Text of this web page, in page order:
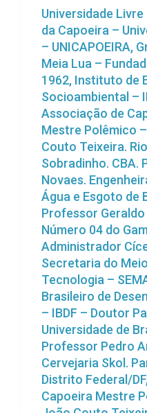
Universidade
da Capoeira –
– UNICAPOEIRA,
Meia Lua –
1962, Instituto de
Socioambiental –
Associação de
Mestre Polêmico
Couto Teixeira.
Sobradinho. CBA.
Novaes.
Água e Esgoto de
Professor
Número 04 do
Administrador
Secretaria do
Tecnologia –
Brasileiro de
– IBDF – Doutor
Universidade de
Professor Pedro
Cervejaria Skol.
Distrito Federal/
Capoeira Mestre